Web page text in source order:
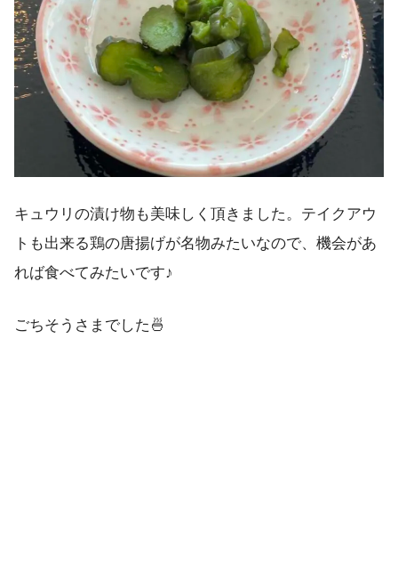
キュウリの漬け物も美味しく頂きました。テイクアウ
トも出来る鶏の唐揚げが名物みたいなので、機会があ
れば食べてみたいです♪
ごちそうさまでした🍜